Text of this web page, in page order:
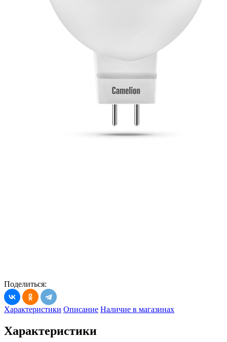
Поделиться:
Характеристики Описание Наличие в магазинах
Характеристики